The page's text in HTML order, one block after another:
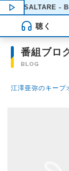
NOW
SALTARE -
聴く
番組ブロ
BLOG
江澤亜弥のキープ